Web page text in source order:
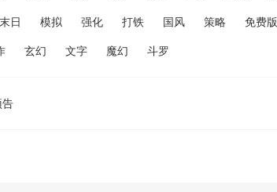
末日 模拟 强化 打铁 国风 策略 免费版
玄幻 文字 魔幻 斗罗
告